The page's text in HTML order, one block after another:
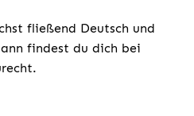
fließend Deutsch und
findest du dich bei